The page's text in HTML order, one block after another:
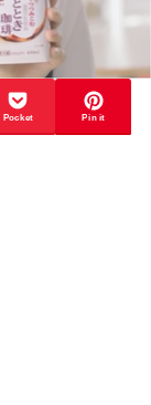
Pocket Pin it